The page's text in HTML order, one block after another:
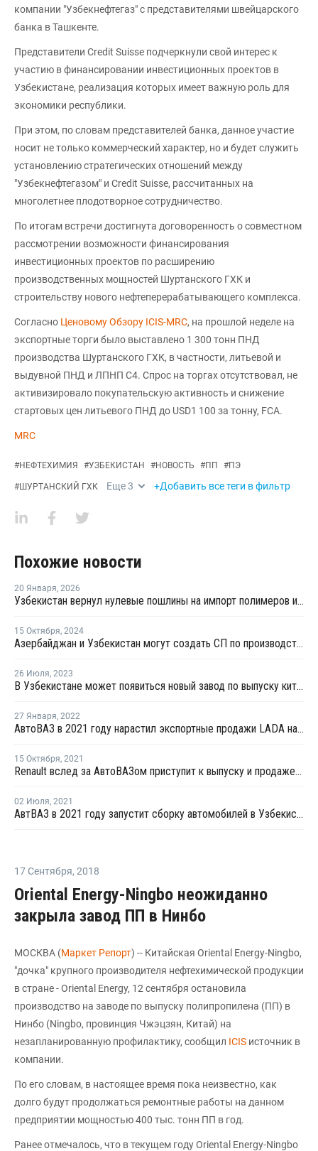
компании "Узбекнефтегаз" с представителями швейцарского
банка в Ташкенте.
Представители Credit Suisse подчеркнули свой интерес к
участию в финансировании инвестиционных проектов в
Узбекистане, реализация которых имеет важную роль для
экономики республики.
При этом, по словам представителей банка, данное участие
носит не только коммерческий характер, но и будет служить
установлению стратегических отношений между
"Узбекнефтегазом" и Credit Suisse, рассчитанных на
многолетнее плодотворное сотрудничество.
По итогам встречи достигнута договоренность о совместном
рассмотрении возможности финансирования
инвестиционных проектов по расширению
производственных мощностей Шуртанского ГХК и
строительству нового нефтеперерабатывающего комплекса.
Согласно Ценовому Обзору ICIS-MRC, на прошлой неделе на
экспортные торги было выставлено 1 300 тонн ПНД
производства Шуртанского ГХК, в частности, литьевой и
выдувной ПНД и ЛПНП С4. Спрос на торгах отсутствовал, не
активизировало покупательскую активность и снижение
стартовых цен литьевого ПНД до USD1 100 за тонну, FCA.
MRC
#НЕФТЕХИМИЯ #УЗБЕКИСТАН #НОВОСТЬ #ПП #ПЭ
#ШУРТАНСКИЙ ГХК Еще3 +Добавить все теги в фильтр
Похожие новости
20 Января, 2026
Узбекистан вернул нулевые пошлины на импорт полимеров и базовой химии
15 Октября, 2024
Азербайджан и Узбекистан могут создать СП по производству полипропилена
26 Июля, 2023
В Узбекистане может появиться новый завод по выпуску китайских автомобилей
27 Января, 2022
АвтоВАЗ в 2021 году нарастил экспортные продажи LADA на 9,4%
15 Октября, 2021
Renault вслед за АвтоВАЗом приступит к выпуску и продаже автомобилей в Узбекистане
02 Июля, 2021
АвтВАЗ в 2021 году запустит сборку автомобилей в Узбекистане
17 Сентября, 2018
Oriental Energy-Ningbo неожиданно
закрыла завод ПП в Нинбо
МОСКВА (Маркет Репорт) -- Китайская Oriental Energy-Ningbo,
"дочка" крупного производителя нефтехимической продукции
в стране - Oriental Energy, 12 сентября остановила
производство на заводе по выпуску полипропилена (ПП) в
Нинбо (Ningbo, провинция Чжэцзян, Китай) на
незапланированную профилактику, сообщил ICIS источник в
компании.
По его словам, в настоящее время пока неизвестно, как
долго будут продолжаться ремонтные работы на данном
предприятии мощностью 400 тыс. тонн ПП в год.
Ранее отмечалось, что в текущем году Oriental Energy-Ningbo